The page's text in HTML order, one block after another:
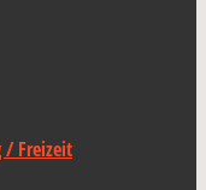
/ Freizeit